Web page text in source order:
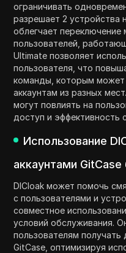
ограничивать
разрешает 2 устройства
облегчает
пользователей,
Ultimate позволяет
пользователя, что
команды, которым может
аккаунтам из разных
могут повлиять на
доступ и эффективность
Использование
аккаунтами GitCase
DICloak может помочь
с пользователями и
совместное
условий обслуживания.
пользователям получать
GitCase, оптимизируя